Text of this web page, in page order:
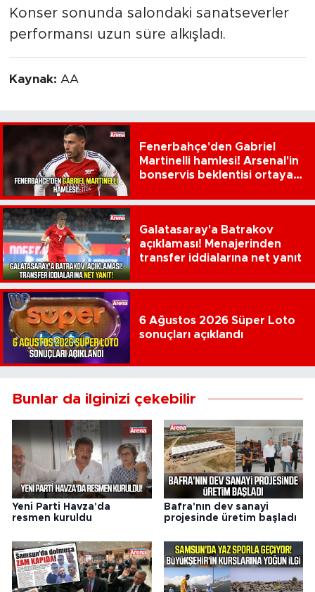
Konser sonunda salondaki sanatseverler
performansı uzun süre alkışladı.
Kaynak: AA
Fenerbahçe'den Gabriel
Martinelli hamlesi! Arsenal'in
bonservis beklentisi ortaya
Galatasaray'a Batrakov
açıklaması! Menajerinden
transfer iddialarına net yanıt
6 Ağustos 2026 Süper Loto
sonuçları açıklandı
Bunlar da ilginizi çekebilir
Yeni Parti Havza'da
resmen kuruldu
Bafra'nın dev sanayi
projesinde üretim başladı